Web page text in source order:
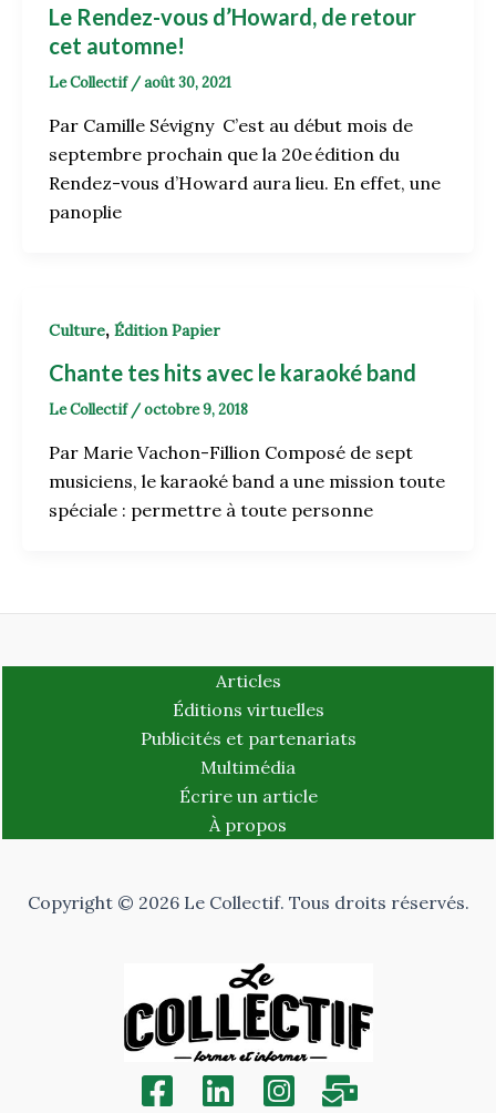
Le Rendez-vous d’Howard, de retour
cet automne!
Le Collectif /août 30, 2021
Par Camille Sévigny C’est au début mois de
septembre prochain que la 20e édition du
Rendez-vous d’Howard aura lieu. En effet, une
panoplie
Culture, Édition Papier
Chante tes hits avec le karaoké band
Le Collectif /octobre 9, 2018
Par Marie Vachon-Fillion Composé de sept
musiciens, le karaoké band a une mission toute
spéciale : permettre à toute personne
Articles
Éditions virtuelles
Publicités et partenariats
Multimédia
Écrire un article
À propos
Copyright © 2026 Le Collectif. Tous droits réservés.